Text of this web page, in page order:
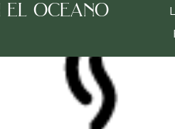
el oceano
/ Té verde/ Té Turco con